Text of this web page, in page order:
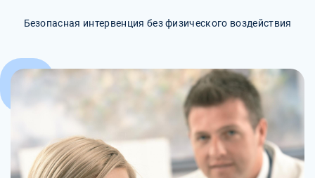
Безопасная интервенция без физического воздействия